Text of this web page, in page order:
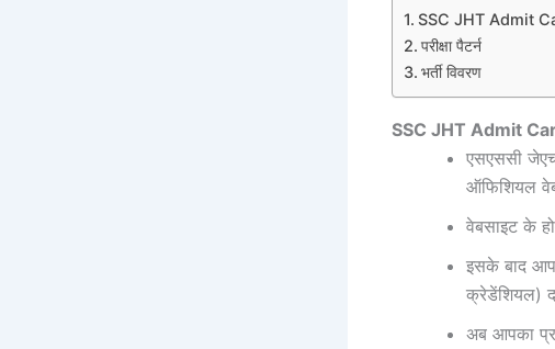
SSC JHT Admit
परीक्षा पैटर्न
भर्ती विवरण
SSC JHT Admit
एसएससी
ऑफिशियल
वेबसाइट के
इसके बाद
क्रेडेंशियल)
अब आपका